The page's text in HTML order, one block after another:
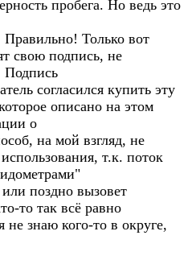
пробега. Но ведь это
Только вот
свою подпись, не
Подпись
согласился купить эту
описано на этом
о
на мой взгляд, не
т.к. поток
или поздно вызовет
то так всё равно
не знаю кого-то в округе,